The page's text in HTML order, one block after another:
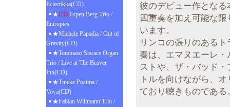
Eclectikka(CD)
★CD Espen Berg Trio /
Entropies
★Michele Papadia / Out of
Gravity(CD)
★Tommaso Starace Organ
Trio / Live at The Beaver
Inn(CD)
★Tineke Postma /
Voya(CD)
★Fabian Willmann Trio /
彼のデビュー作とな
四重奏を加え可能な
います。
リンコの張りのある
奏は、エマヌエーレ
ストや、ザ・バッド
トルを向けながら、
ており聴きものである